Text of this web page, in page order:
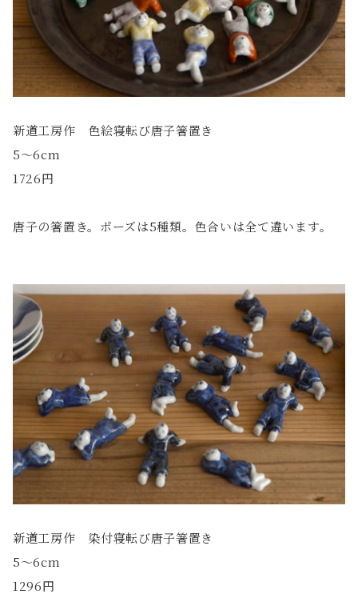
新道工房作 色絵寝転び唐子箸置き
5〜6cm
1726円
唐子の箸置き。ポーズは5種類。色合いは全て違います。
新道工房作 染付寝転び唐子箸置き
5〜6cm
1296円